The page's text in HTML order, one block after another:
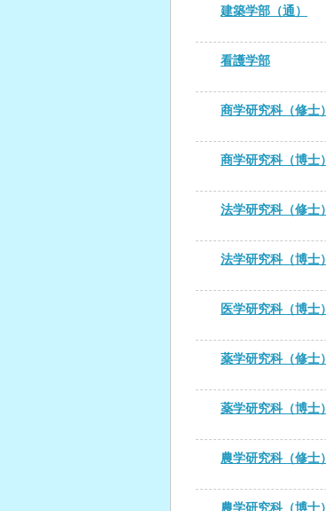
建築学部（通）
看護学部
商学研究科（修士）
商学研究科（博士）
法学研究科（修士）
法学研究科（博士）
医学研究科（博士）
薬学研究科（修士）
薬学研究科（博士）
農学研究科（修士）
農学研究科（博士）